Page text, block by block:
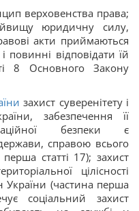
верховенства права;
юридичну силу,
акти приймаються
і повинні відповідати їй
8 Основного Закону
захист суверенітету і
забезпечення її
безпеки є
справою всього
статті 17); захист
цілісності
України (частина перша
соціальний захист